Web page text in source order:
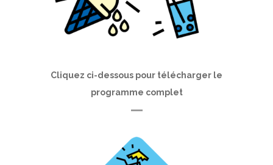
Cliquez ci-dessous pour télécharger le
programme complet
—